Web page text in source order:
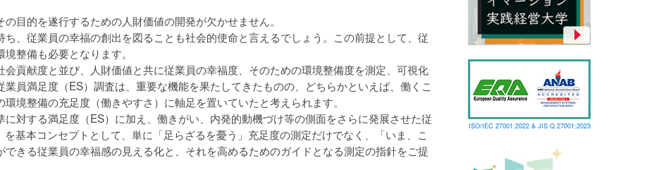
目的を遂行するための人財価値の開発が欠かせません。
、従業員の幸福の創出を図ることも社会的使命と言えるでしょう。この前提として、従
整備も必要となります。
貢献度と並び、人財価値と共に従業員の幸福度、そのための環境整備度を測定、可視化
員満足度（ES）調査は、重要な機能を果たしてきたものの、どちらかといえば、働くこ
境整備の充足度（働きやすさ）に軸足を置いていたと考えられます。
対する満足度（ES）に加え、働きがい、内発的動機づけ等の側面をさらに発展させた従
基本コンセプトとして、単に「足らざるを憂う」充足度の測定だけでなく、「いま、こ
きる従業員の幸福感の見える化と、それを高めるためのガイドとなる測定の指針をご提
ISO/IEC 27001:2022 & JIS Q 27001:2023